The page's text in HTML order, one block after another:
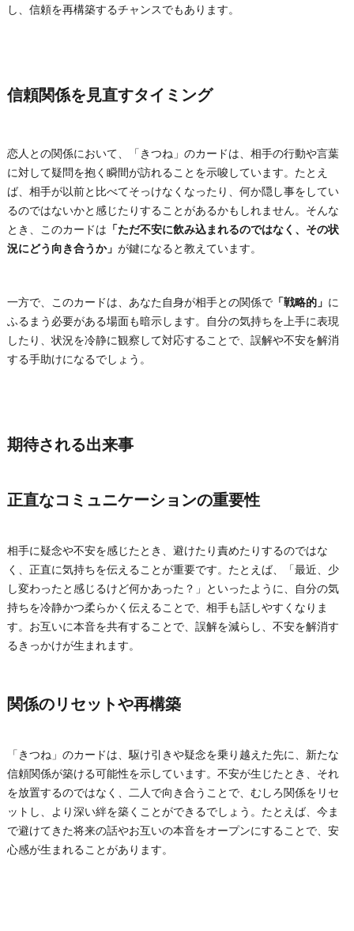
し、信頼を再構築するチャンスでもあります。
信頼関係を見直すタイミング
恋人との関係において、「きつね」のカードは、相手の行動や言葉
に対して疑問を抱く瞬間が訪れることを示唆しています。たとえ
ば、相手が以前と比べてそっけなくなったり、何か隠し事をしてい
るのではないかと感じたりすることがあるかもしれません。そんな
とき、このカードは 「ただ不安に飲み込まれるのではなく、その状
況にどう向き合うか」 が鍵になると教えています。
一方で、このカードは、あなた自身が相手との関係で「戦略的」 に
ふるまう必要がある場面も暗示します。自分の気持ちを上手に表現
したり、状況を冷静に観察して対応することで、誤解や不安を解消
する手助けになるでしょう。
期待される出来事
正直なコミュニケーションの重要性
相手に疑念や不安を感じたとき、避けたり責めたりするのではな
く、正直に気持ちを伝えることが重要です。たとえば、「最近、少
し変わったと感じるけど何かあった？」といったように、自分の気
持ちを冷静かつ柔らかく伝えることで、相手も話しやすくなりま
す。お互いに本音を共有することで、誤解を減らし、不安を解消す
るきっかけが生まれます。
関係のリセットや再構築
「きつね」のカードは、駆け引きや疑念を乗り越えた先に、新たな
信頼関係が築ける可能性を示しています。不安が生じたとき、それ
を放置するのではなく、二人で向き合うことで、むしろ関係をリセ
ットし、より深い絆を築くことができるでしょう。たとえば、今ま
で避けてきた将来の話やお互いの本音をオープンにすることで、安
心感が生まれることがあります。